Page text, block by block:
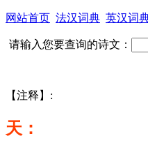
网站首页 法汉词典 英汉词
请输入您要查询的诗文：
【注释】:
天：